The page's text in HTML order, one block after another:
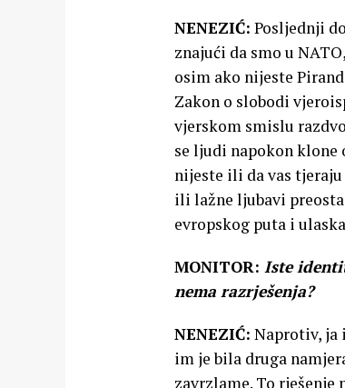
NENEZIĆ: Posljednji
znajući da smo u
osim ako nijeste
Zakon o slobodi
vjerskom smislu
se ljudi napokon klone
nijeste ili da vas
ili lažne ljubavi
evropskog puta i
MONITOR: Iste
nema razrješenja?
NENEZIĆ: Naprotiv, ja
im je bila druga
zavrzlame. To